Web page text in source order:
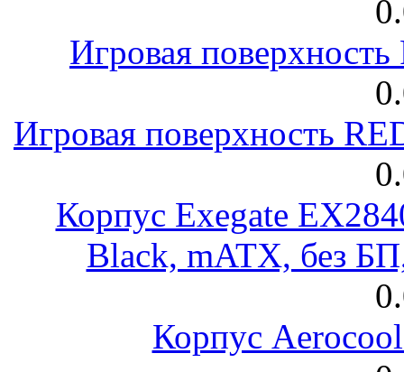
Игровая
Игровая поверхность
Корпус Exegate
Black, mATX, без
Корпус